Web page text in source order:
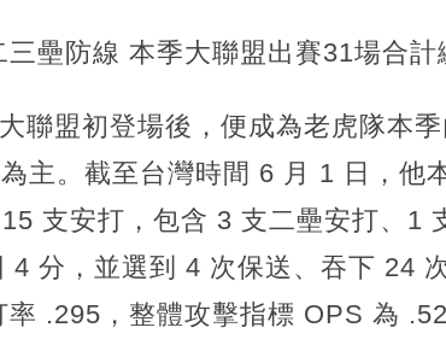
三壘防線 本季大聯盟出賽31場合計
聯盟初登場後，便成為老虎隊本
主。截至台灣時間 6 月 1 日，他
支安打，包含 3 支二壘安打、1
4 分，並選到 4 次保送、吞下 24
.295，整體攻擊指標 OPS 為